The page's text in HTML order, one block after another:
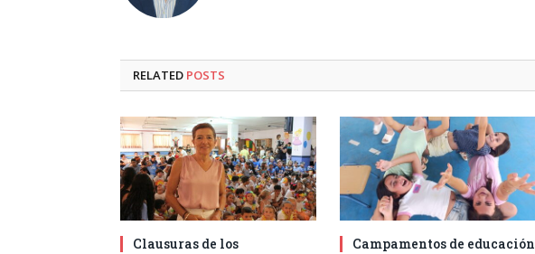
RELATED POSTS
Clausuras de los
Campamentos de educación